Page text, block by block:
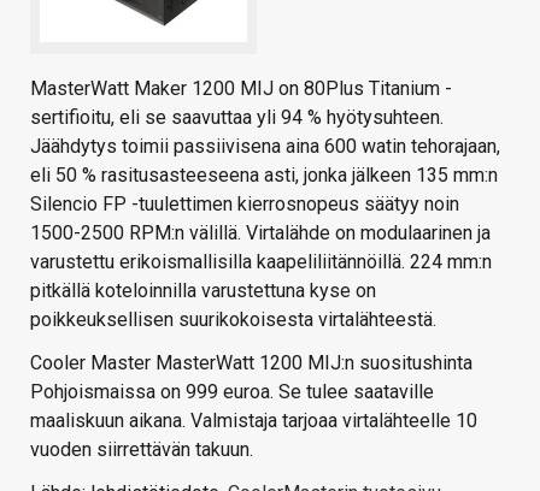
MasterWatt Maker 1200 MIJ on 80Plus Titanium -
sertifioitu, eli se saavuttaa yli 94 % hyötysuhteen.
Jäähdytys toimii passiivisena aina 600 watin tehorajaan,
eli 50 % rasitusasteeseena asti, jonka jälkeen 135 mm:n
Silencio FP -tuulettimen kierrosnopeus säätyy noin
1500-2500 RPM:n välillä. Virtalähde on modulaarinen ja
varustettu erikoismallisilla kaapeliliitännöillä. 224 mm:n
pitkällä koteloinnilla varustettuna kyse on
poikkeuksellisen suurikokoisesta virtalähteestä.
Cooler Master MasterWatt 1200 MIJ:n suositushinta
Pohjoismaissa on 999 euroa. Se tulee saataville
maaliskuun aikana. Valmistaja tarjoaa virtalähteelle 10
vuoden siirrettävän takuun.